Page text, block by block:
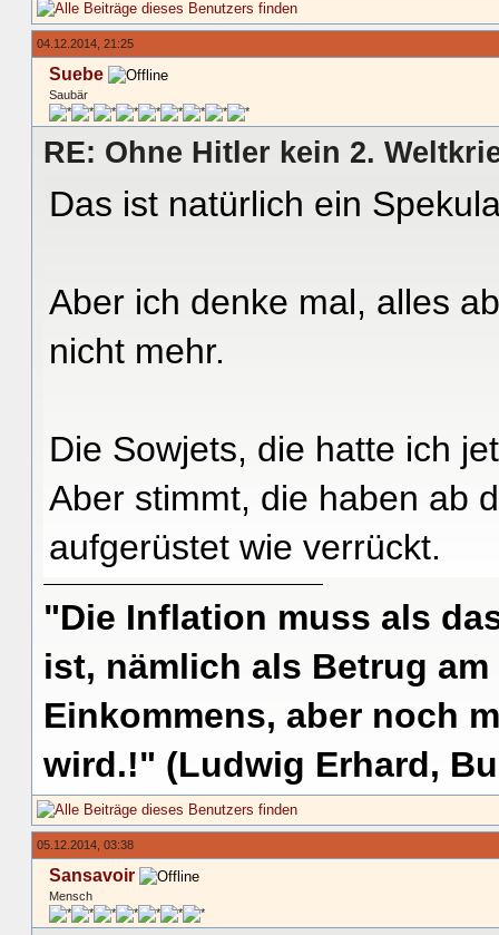
04.12.2014, 21:25
Suebe
Saubär
RE: Ohne Hitler kein 2.
Das ist natürlich ein
Aber ich denke mal, alles
nicht mehr.
Die Sowjets, die hatte ich
Aber stimmt, die haben ab
aufgerüstet wie verrückt.
"Die Inflation muss als
ist, nämlich als Betrug
Einkommens, aber noch
wird.!" (Ludwig Erhard,
05.12.2014, 03:38
Sansavoir
Mensch